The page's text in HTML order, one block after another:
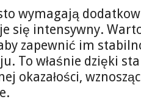
wymagają
się intensywny.
zapewnić im
To właśnie dzięki
okazałości,